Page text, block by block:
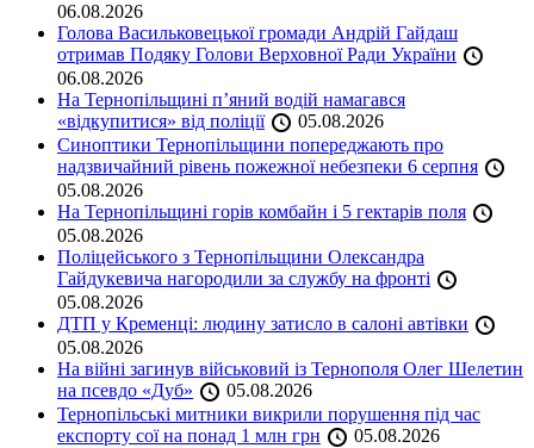
06.08.2026
Голова Васильковецької громади Андрій Гайдаш
отримав Подяку Голови Верховної Ради України
06.08.2026
На Тернопільщині п’яний водій намагався
«відкупитися» від поліції
05.08.2026
Синоптики Тернопільщини попереджають про
надзвичайний рівень пожежної небезпеки 6 серпня
05.08.2026
На Тернопільщині горів комбайн і 5 гектарів поля
05.08.2026
Поліцейського з Тернопільщини Олександра
Гайдукевича нагородили за службу на фронті
05.08.2026
ДТП у Кременці: людину затисло в салоні автівки
05.08.2026
На війні загинув військовий із Тернополя Олег Шелетин
на псевдо «Дуб»
05.08.2026
Тернопільські митники викрили порушення під час
експорту сої на понад 1 млн грн
05.08.2026